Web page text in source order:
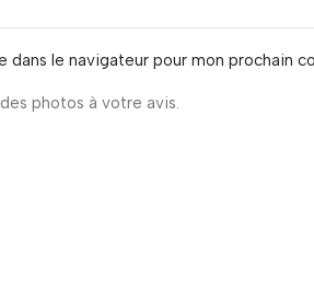
le navigateur pour mon prochain
photos à votre avis.